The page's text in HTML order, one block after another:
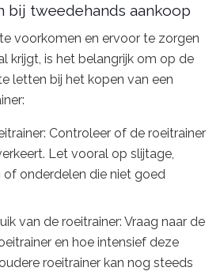
bij tweedehands aankoop
voorkomen en ervoor te zorgen
krijgt, is het belangrijk om op de
letten bij het kopen van een
Controleer of de roeitrainer
Let vooral op slijtage,
of onderdelen die niet goed
van de roeitrainer: Vraag naar de
en hoe intensief deze
roeitrainer kan nog steeds